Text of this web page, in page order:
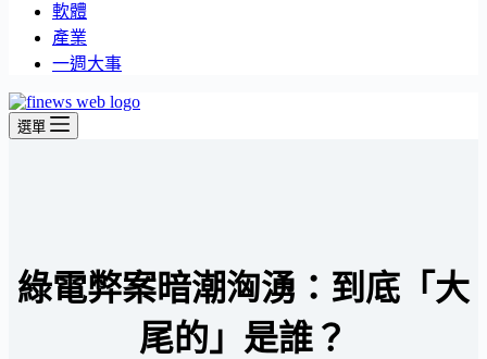
軟體
產業
一週大事
選單
綠電弊案暗潮洶湧：到底「大
尾的」是誰？